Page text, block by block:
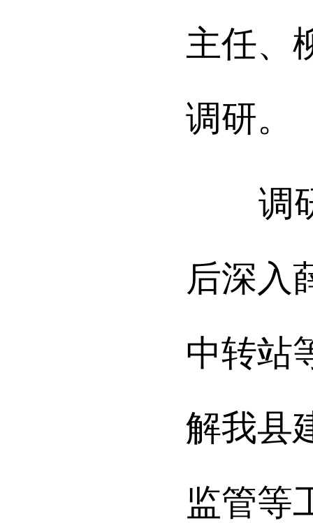
主任、
调研。
调研
后深入
中转站
解我县
监管等